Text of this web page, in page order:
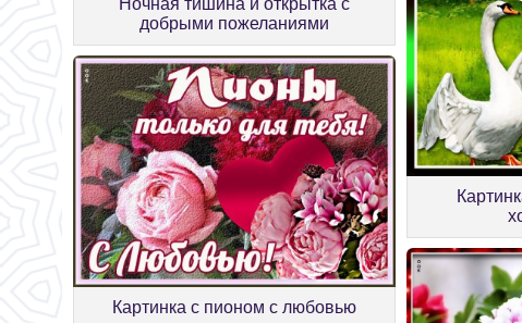
Ночная тишина и открытка с
добрыми пожеланиями
Картинка с пионом с любовью